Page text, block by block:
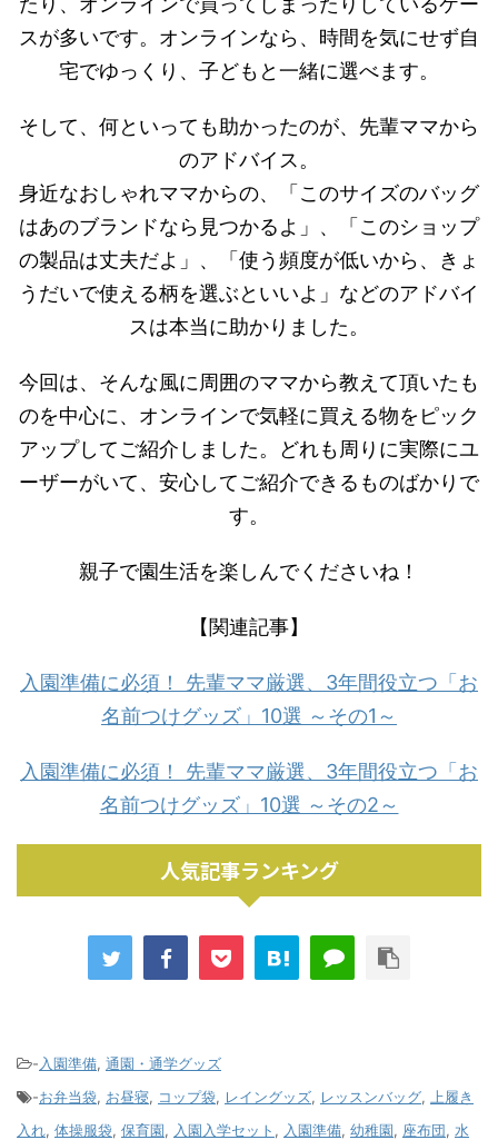
スが多いです。オンラインなら、時間を気にせず自
宅でゆっくり、子どもと一緒に選べます。
そして、何といっても助かったのが、先輩ママから
のアドバイス。
身近なおしゃれママからの、「このサイズのバッグ
はあのブランドなら見つかるよ」、「このショップ
の製品は丈夫だよ」、「使う頻度が低いから、きょ
うだいで使える柄を選ぶといいよ」などのアドバイ
スは本当に助かりました。
今回は、そんな風に周囲のママから教えて頂いたも
のを中心に、オンラインで気軽に買える物をピック
アップしてご紹介しました。どれも周りに実際にユ
ーザーがいて、安心してご紹介できるものばかりで
す。
親子で園生活を楽しんでくださいね！
【関連記事】
入園準備に必須！ 先輩ママ厳選、3年間役立つ「お
名前つけグッズ」10選 ～その1～
入園準備に必須！ 先輩ママ厳選、3年間役立つ「お
名前つけグッズ」10選 ～その2～
人気記事ランキング
- 入園準備, 通園・通学グッズ
-お弁当袋, お昼寝, コップ袋, レイングッズ, レッスンバッグ,
上履き
入れ, 体操服袋, 保育園, 入園入学セット , 入園準備, 幼稚園, 座布団, 水